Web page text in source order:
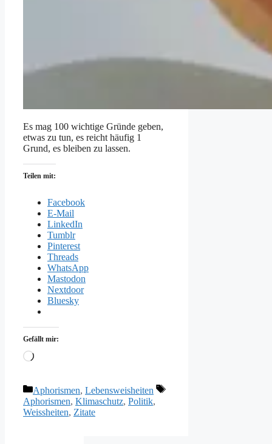
Es mag 100 wichtige Gründe geben,
etwas zu tun, es reicht häufig 1
Grund, es bleiben zu lassen.
Teilen mit:
Facebook
E-Mail
LinkedIn
Tumblr
Pinterest
Threads
WhatsApp
Mastodon
Nextdoor
Bluesky
Gefällt mir:
Wird
Kategorien
Aphorismen, Lebensweisheiten
Schlagwörter
Aphorismen, Klimaschutz, Politik,
Weissheiten, Zitate